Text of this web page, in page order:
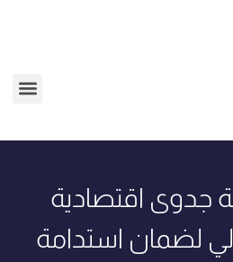
جدوى اقتصادية
لضمان استدامة